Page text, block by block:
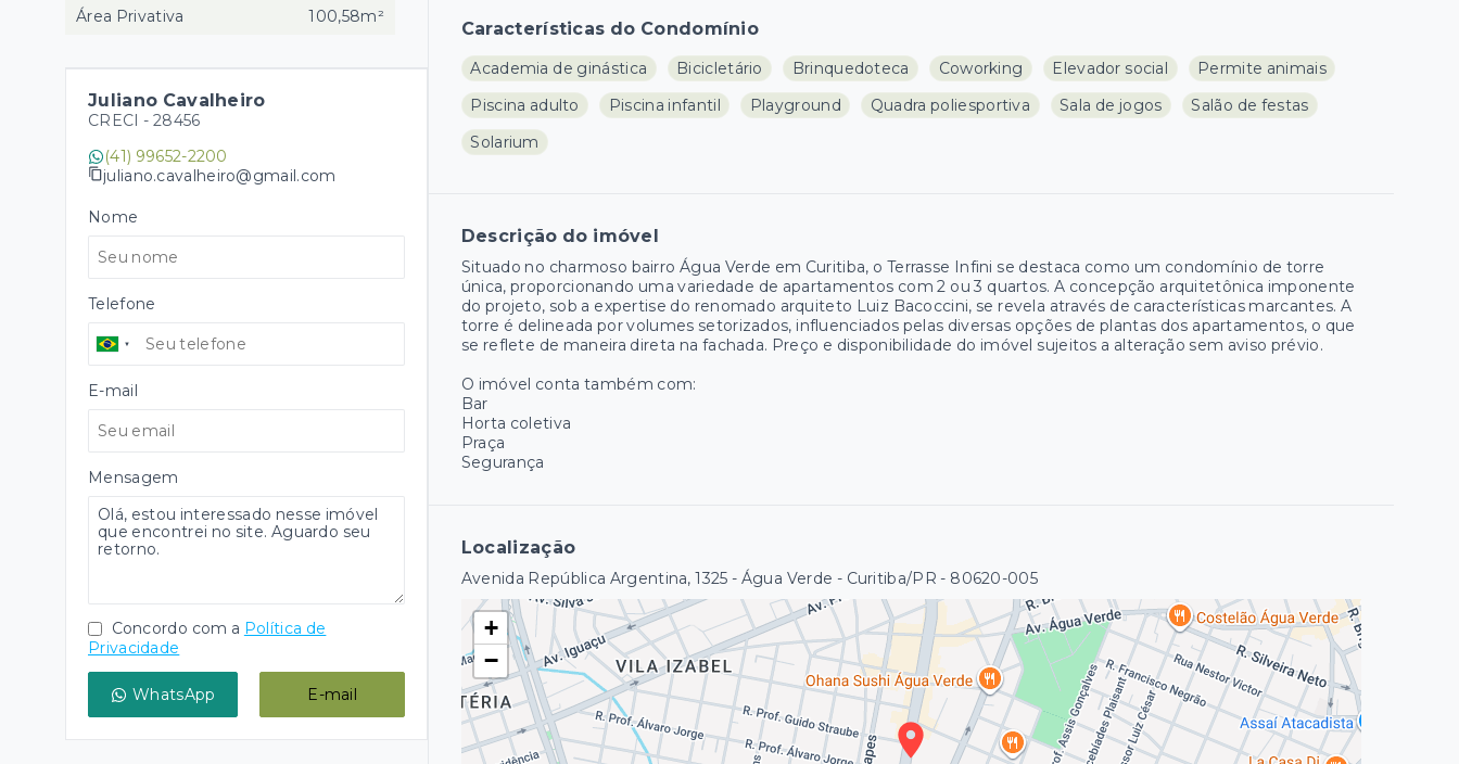
Características do Condomínio
Academia de ginástica Bicicletário Brinquedoteca Coworking Elevador social
Permite animais
Piscina adulto
Piscina infantil Playground Quadra poliesportiva Sala de jogos
Salão de festas
Solarium
Descrição do imóvel
Situado no charmoso bairro Água Verde em Curitiba, o Terrasse Infini se destaca como um condomínio de torre
única, proporcionando uma variedade de apartamentos com 2 ou 3 quartos. A concepção arquitetônica imponente
do projeto, sob a expertise do renomado arquiteto Luiz Bacoccini, se revela através de características marcantes. A
torre é delineada por volumes setorizados, influenciados pelas diversas opções de plantas dos apartamentos, o que
se reflete de maneira direta na fachada. Preço e disponibilidade do imóvel sujeitos a alteração sem aviso prévio.
O imóvel conta também com:
Bar
Horta coletiva
Praça
Segurança
Localização
Avenida República Argentina, 1325 - Água Verde - Curitiba/PR - 80620-005
+
−
Área Privativa
100,58m²
Juliano Cavalheiro
CRECI - 28456
(41) 99652-2200
juliano.cavalheiro@gmail.com
Nome
Telefone
E-mail
Mensagem
Concordo com a Política de
Privacidade
WhatsApp E-mail